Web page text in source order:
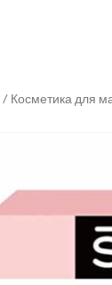
/Косметика для